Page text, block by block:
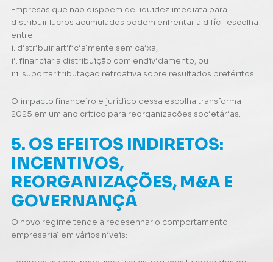
Empresas que não dispõem de liquidez imediata para
distribuir lucros acumulados podem enfrentar a difícil escolha
entre:
i. distribuir artificialmente sem caixa,
ii. financiar a distribuição com endividamento, ou
iii. suportar tributação retroativa sobre resultados pretéritos.
O impacto financeiro e jurídico dessa escolha transforma
2025 em um ano crítico para reorganizações societárias.
5. OS EFEITOS INDIRETOS:
INCENTIVOS,
REORGANIZAÇÕES, M&A E
GOVERNANÇA
O novo regime tende a redesenhar o comportamento
empresarial em vários níveis: